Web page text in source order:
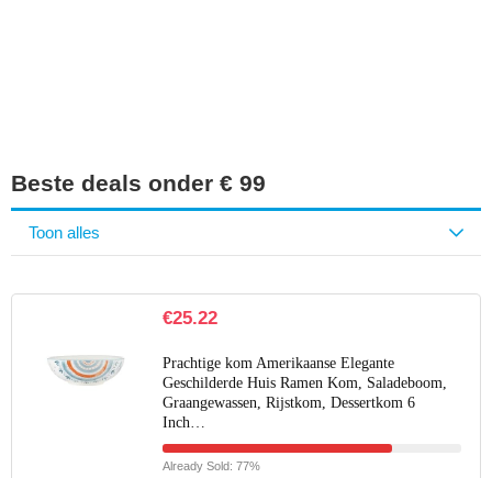
Beste deals onder € 99
Toon alles
€25.22
Prachtige kom Amerikaanse Elegante
Geschilderde Huis Ramen Kom, Saladeboom,
Graangewassen, Rijstkom, Dessertkom 6
Inch…
Already Sold: 77%